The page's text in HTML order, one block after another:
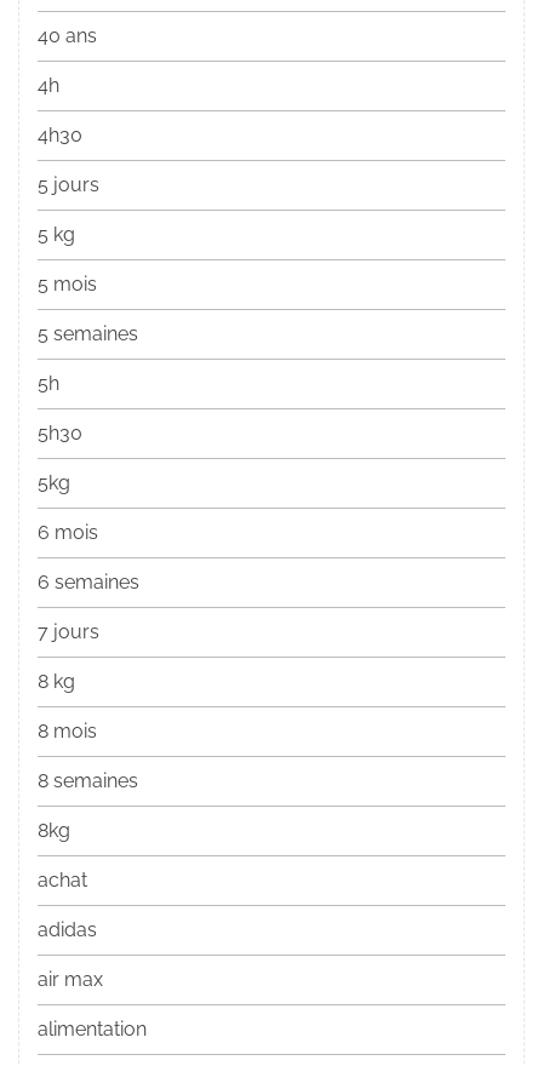
40 ans
4h
4h30
5 jours
5 kg
5 mois
5 semaines
5h
5h30
5kg
6 mois
6 semaines
7 jours
8 kg
8 mois
8 semaines
8kg
achat
adidas
air max
alimentation